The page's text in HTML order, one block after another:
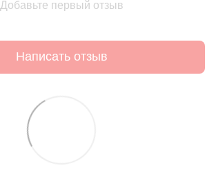
Добавьте первый отзыв
Написать отзыв